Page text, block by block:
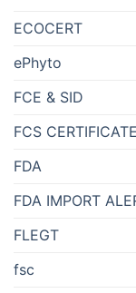
ECOCERT
ePhyto
FCE & SID
FCS CERTIFICATE
FDA
FDA IMPORT
FLEGT
fsc